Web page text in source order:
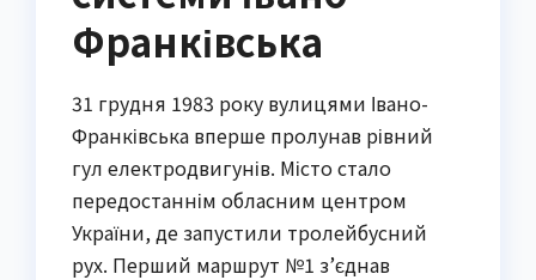
Франківська
31 грудня 1983 року вулицями Івано-
Франківська вперше пролунав рівний
гул електродвигунів. Місто стало
передостаннім обласним центром
України, де запустили тролейбусний
рух. Перший маршрут №1 з’єднав